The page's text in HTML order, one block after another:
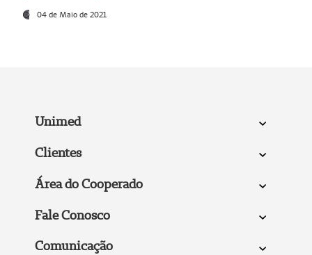
04 de Maio de 2021
Unimed
Clientes
Área do Cooperado
Fale Conosco
Comunicação